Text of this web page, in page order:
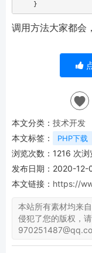
}
调用方法大家都会
本文分类： 技术开发
本文标签：
PHP下载
浏览次数： 1216 次浏
发布日期：2020-12-
本文链接： https://
本站所有素材均来
侵犯了您的版权，